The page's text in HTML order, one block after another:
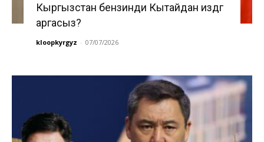
Кыргызстан бензинди Кытайдан издөөгө
аргасыз?
kloopkyrgyz - 07/07/2026